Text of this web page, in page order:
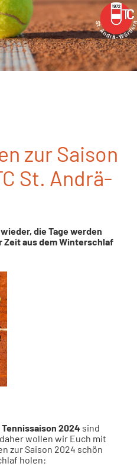
zur Saison
St. Andrä-
die Tage werden
Zeit aus dem Winterschlaf
Tennissaison 2024 sind
wollen wir Euch mit
zur Saison 2024 schön
holen: